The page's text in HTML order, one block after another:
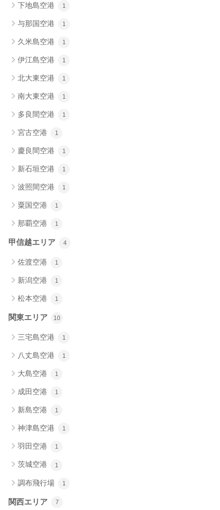
下地島空港 1
与那国空港 1
久米島空港 1
伊江島空港 1
北大東空港 1
南大東空港 1
多良間空港 1
宮古空港 1
慶良間空港 1
新石垣空港 1
波照間空港 1
粟国空港 1
那覇空港 1
甲信越エリア 4
佐渡空港 1
新潟空港 1
松本空港 1
関東エリア 10
三宅島空港 1
八丈島空港 1
大島空港 1
成田空港 1
新島空港 1
神津島空港 1
羽田空港 1
茨城空港 1
調布飛行場 1
関西エリア 7